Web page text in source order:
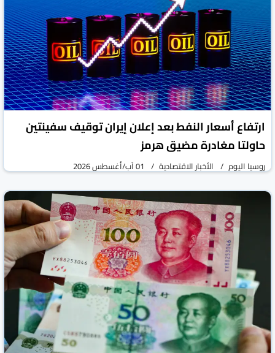
ارتفاع أسعار النفط بعد إعلان إيران توقيف سفينتين
حاولتا مغادرة مضيق هرمز
روسيا اليوم الأخبار الاقتصادية 01 آب/أغسطس 2026